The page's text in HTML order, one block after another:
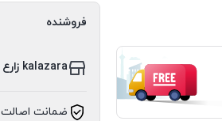
فروشنده
kalazara زارع
ضمانت اصالت